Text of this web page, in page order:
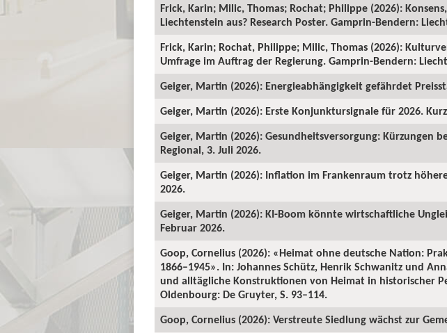
Frick, Karin; Milic, Thomas; Rochat; Philippe (2026):
Liechtenstein aus? Research Poster. Gamprin-Bendern:
Frick, Karin; Rochat, Philippe; Milic, Thomas (2026):
Umfrage im Auftrag der Regierung. Gamprin-Bendern:
Geiger, Martin (2026): Energieabhängigkeit gefährdet
Geiger, Martin (2026): Erste Konjunktursignale für 2026.
Geiger, Martin (2026): Gesundheitsversorgung:
Regional, 3. Juli 2026.
Geiger, Martin (2026): Inflation im Frankenraum trotz
2026.
Geiger, Martin (2026): KI-Boom könnte wirtschaftliche
Februar 2026.
Goop, Cornelius (2026): «Heimat ohne deutsche Nation:
1866–1945». In: Johannes Schütz, Henrik Schwanitz und
und alltägliche Konstruktionen von Heimat in historischer
Oldenbourg: De Gruyter, S. 93–114.
Goop, Cornelius (2026): Verstreute Siedlung wächst zur